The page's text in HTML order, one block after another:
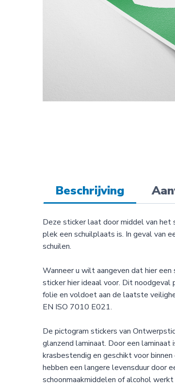
Beschrijving
Deze sticker laat door middel van
plek een schuilplaats is. In geval van
schuilen.
Wanneer u wilt aangeven dat hier
sticker hier ideaal voor. Dit
folie en voldoet aan de laatste
EN ISO 7010 E021.
De pictogram stickers van
glanzend laminaat. Door een
krasbestendig en geschikt voor
hebben een langere levensduur door
schoonmaakmiddelen of alcohol